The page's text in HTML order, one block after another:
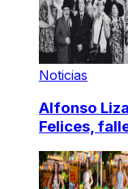
Noticias
Alfonso
Felices,